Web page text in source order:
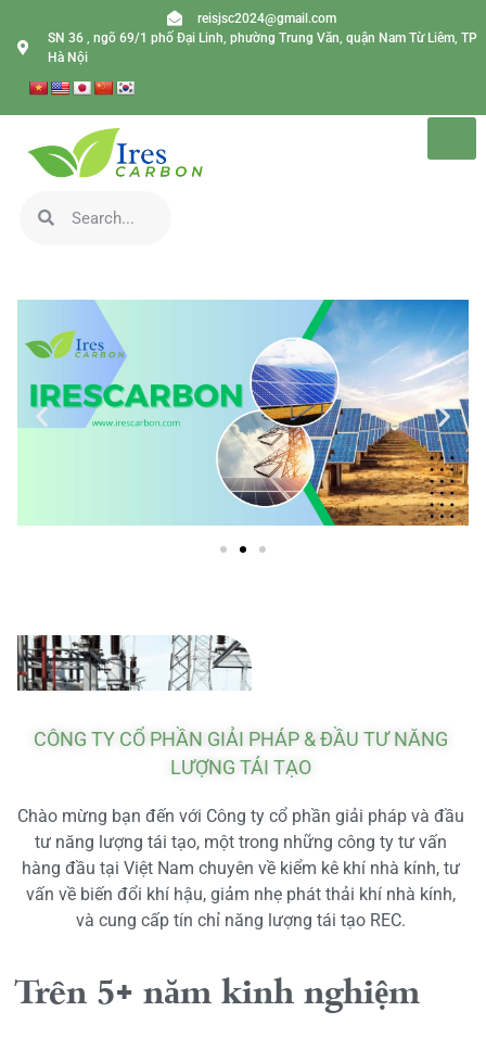
reisjsc2024@gmail.com
SN 36 , ngõ 69/1 phố Đại Linh, phường Trung Văn, quận Nam Từ Liêm, TP
Hà Nội
CÔNG TY CỔ PHẦN GIẢI PHÁP & ĐẦU TƯ NĂNG
LƯỢNG TÁI TẠO
Chào mừng bạn đến với Công ty cổ phần giải pháp và đầu
tư năng lượng tái tạo, một trong những công ty tư vấn
hàng đầu tại Việt Nam chuyên về kiểm kê khí nhà kính, tư
vấn về biến đổi khí hậu, giảm nhẹ phát thải khí nhà kính,
và cung cấp tín chỉ năng lượng tái tạo REC.
Trên 5+ năm kinh nghiệm